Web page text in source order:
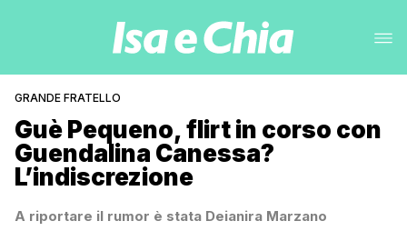
GRANDE FRATELLO
Guè Pequeno, flirt in corso con
Guendalina Canessa?
L’indiscrezione
A riportare il rumor è stata Deianira Marzano